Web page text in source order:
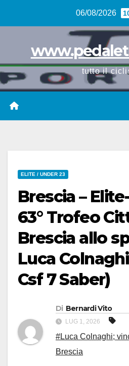
06/08/2026
tutto il
ELITE / UNDER 23
Brescia –
63° Trofeo
Brescia allo
Luca
Csf 7 Saber)
Di Bernardi Vito
LUG 1, 2026
#Luca Colnaghi;
Brescia